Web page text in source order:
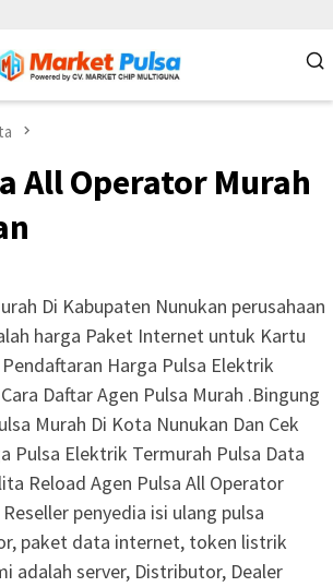
All Operator Murah
Di Kabupaten Nunukan perusahaan
harga Paket Internet untuk Kartu
Harga Pulsa Elektrik
Daftar Agen Pulsa Murah .Bingung
Murah Di Kota Nunukan Dan Cek
Pulsa Elektrik Termurah Pulsa Data
Reload Agen Pulsa All Operator
penyedia isi ulang pulsa
paket data internet, token listrik
adalah server, Distributor, Dealer